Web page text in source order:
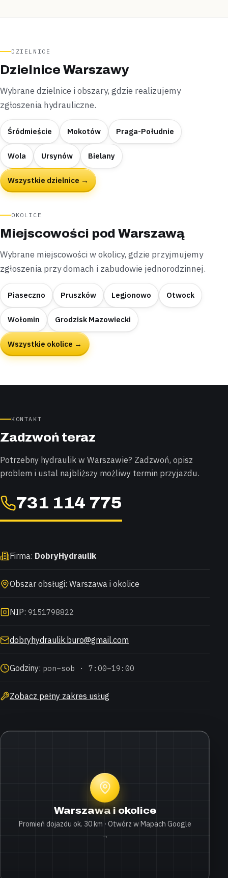
DZIELNICE
Dzielnice Warszawy
Wybrane dzielnice i obszary, gdzie realizujemy
zgłoszenia hydrauliczne.
Śródmieście Mokotów Praga-Południe
Wola Ursynów Bielany
Wszystkie dzielnice →
OKOLICE
Miejscowości pod Warszawą
Wybrane miejscowości w okolicy, gdzie przyjmujemy
zgłoszenia przy domach i zabudowie jednorodzinnej.
Piaseczno Pruszków Legionowo Otwock
Wołomin Grodzisk Mazowiecki
Wszystkie okolice →
KONTAKT
Zadzwoń teraz
Potrzebny hydraulik w Warszawie? Zadzwoń, opisz
problem i ustal najbliższy możliwy termin przyjazdu.
731 114 775
Firma: DobryHydraulik
Obszar obsługi: Warszawa i okolice
NIP: 9151798822
dobryhydraulik.buro@gmail.com
Godziny: pon–sob · 7:00–19:00
Zobacz pełny zakres usług
Warszawa i okolice
Promień dojazdu ok. 30 km · Otwórz w Mapach Google
→